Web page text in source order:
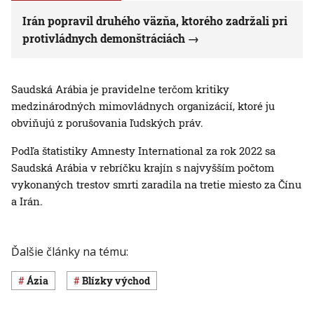
Irán popravil druhého väzňa, ktorého zadržali pri
protivládnych demonštráciách
Saudská Arábia je pravidelne terčom kritiky
medzinárodných mimovládnych organizácií, ktoré ju
obviňujú z porušovania ľudských práv.
Podľa štatistiky Amnesty International za rok 2022 sa
Saudská Arábia v rebríčku krajín s najvyšším počtom
vykonaných trestov smrti zaradila na tretie miesto za Čínu
a Irán.
Ďalšie články na tému:
Ázia Blízky východ